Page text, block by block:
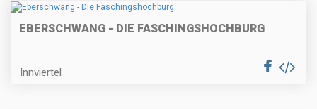
EBERSCHWANG - DIE FASCHINGSHOCHBURG
Innviertel